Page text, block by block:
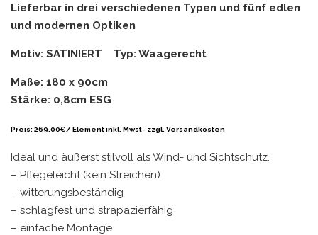
Lieferbar in drei verschiedenen Typen und fünf edlen
und modernen Optiken
Motiv: SATINIERT Typ: Waagerecht
Maße: 180 x 90cm
Stärke: 0,8cm ESG
Preis: 269,00€/ Element inkl. Mwst- zzgl. Versandkosten
Ideal und äußerst stilvoll als Wind- und Sichtschutz.
– Pflegeleicht (kein Streichen)
– witterungsbeständig
– schlagfest und strapazierfähig
– einfache Montage